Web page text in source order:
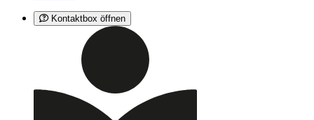
Kontaktbox öffnen